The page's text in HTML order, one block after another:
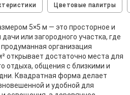
Цветовые палитры
5×5 м — это просторное и
или загородного участка, где
организация
открывает достаточно места для
отдыха, общения с близкими и
Квадратная форма делает
и удобной для